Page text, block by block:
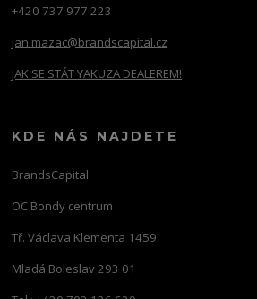
+420 737 977 223
jan.mazac@brandscapital.cz
JAK SE STÁT YAKUZA DEALEREM!
KDE NÁS NAJDETE
BrandsCapital
OC Bondy centrum
Tř. Václava Klementa 1459
Mladá Boleslav 293 01